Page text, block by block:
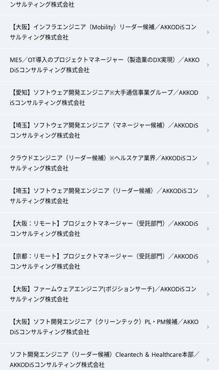
ンサルティング株式会社
【大阪】インフラエンジニア（Mobility）リーダー候補／AKKODiSコン
サルティング株式会社
MES／OT導入のプロジェクトマネージャー（製造業のDX実現）／AKKO
DiSコンサルティング株式会社
【愛知】ソフトウェア開発エンジニア※大手通信事業グループ／AKKOD
iSコンサルティング株式会社
【埼玉】ソフトウェア開発エンジニア（マネージャー候補）／AKKODiS
コンサルティング株式会社
クラウドエンジニア（リーダー候補）※ヘルスケア業界／AKKODiSコン
サルティング株式会社
【埼玉】ソフトウェア開発エンジニア（リーダー候補）／AKKODiSコン
サルティング株式会社
【大阪：リモート】プロジェクトマネージャー（受託部門）／AKKODiS
コンサルティング株式会社
【京都：リモート】プロジェクトマネージャー（受託部門）／AKKODiS
コンサルティング株式会社
【大阪】ファームウェアエンジニア(ポジションサーチ)／AKKODiSコン
サルティング株式会社
【大阪】ソフト開発エンジニア（クリーンテック）PL・PM候補／AKKO
DiSコンサルティング株式会社
ソフト開発エンジニア（リーダー候補）Cleantech ＆ Healthcare本部／
AKKODiSコンサルティング株式会社